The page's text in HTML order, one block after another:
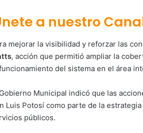
a nuestro
mejorar la visibilidad y reforzar las
, acción que permitió ampliar la
del sistema en el área
Municipal indicó que las
Luis Potosí como parte de la
públicos.